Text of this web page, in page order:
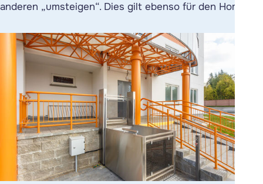
anderen „umsteigen“. Dies gilt ebenso für den Homelift.